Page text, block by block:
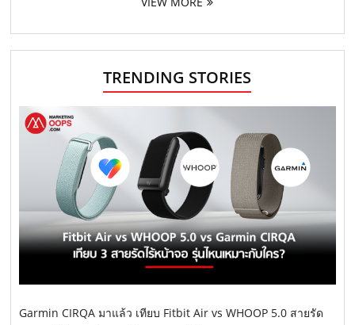
TRENDING STORIES
Garmin CIRQA มาแล้ว เทียบ Fitbit Air vs WHOOP 5.0 สายรัด